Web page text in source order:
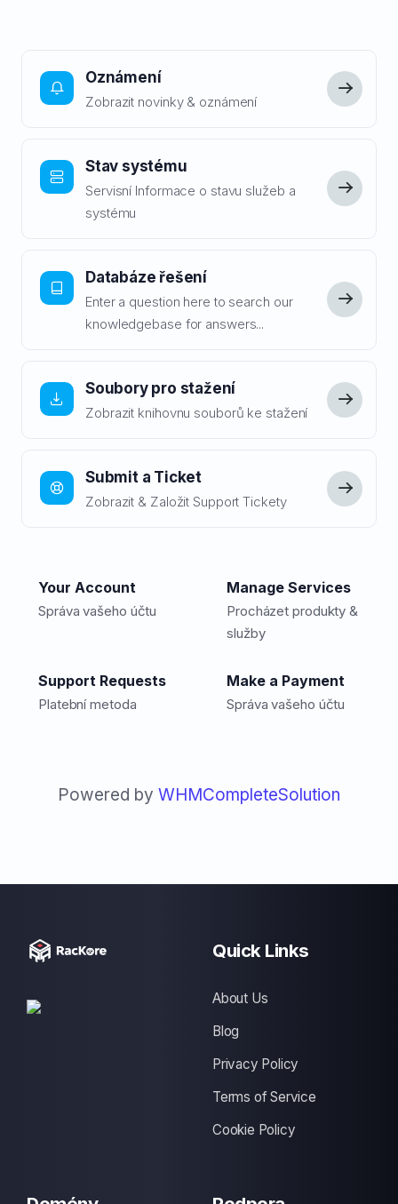
Oznámení
Zobrazit novinky & oznámení
Stav systému
Servisní Informace o stavu služeb a
systému
Databáze řešení
Enter a question here to search our
knowledgebase for answers...
Soubory pro stažení
Zobrazit knihovnu souborů ke stažení
Submit a Ticket
Zobrazit & Založit Support Tickety
Your Account
Správa vašeho účtu
Manage Services
Procházet produkty &
služby
Support Requests
Platební metoda
Make a Payment
Správa vašeho účtu
Powered by WHMCompleteSolution
Quick Links
About Us
Blog
Privacy Policy
Terms of Service
Cookie Policy